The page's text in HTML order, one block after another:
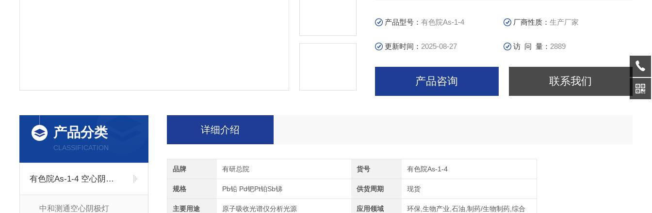
产品型号：有色院As-1-4 厂商性质：生产厂家
更新时间： 2025-08-27 访 问 量： 2889
产品咨询 联系我们
产品分类
CLASSIFICATION
有色院As-1-4 空心阴极灯
中和测通空心阴极灯
详细介绍
品牌 有研总院 货号 有色院As-1-4
规格 Pb铅 Pd钯Pt铂Sb锑 供货周期 现货
主要用途 原子吸收光谱仪分析光源 应用领域 环保,生物产业,石油,制药/生物制药,综合